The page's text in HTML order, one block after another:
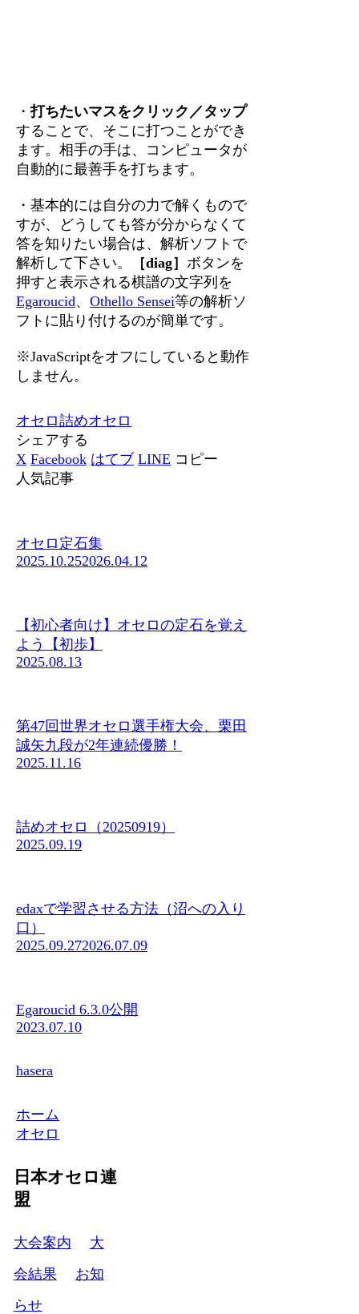
・打ちたいマスをクリック／タップ
することで、そこに打つことができ
ます。相手の手は、コンピュータが
自動的に最善手を打ちます。
・基本的には自分の力で解くもので
すが、どうしても答が分からなくて
答を知りたい場合は、解析ソフトで
解析して下さい。
［diag］ ボタンを
押すと表示される棋譜の文字列を
Egaroucid、Othello Sensei等の解析ソ
フトに貼り付けるのが簡単です。
※JavaScriptをオフにしていると動作
しません。
オセロ詰めオセロ
シェアする
X Facebook はてブ LINE コピー
人気記事
オセロ定石集
2025.10.252026.04.12
【初心者向け】オセロの定石を覚え
よう【初歩】
2025.08.13
第47回世界オセロ選手権大会、栗田
誠矢九段が2年連続優勝！
2025.11.16
詰めオセロ（20250919）
2025.09.19
edaxで学習させる方法（沼への入り
口）
2025.09.272026.07.09
Egaroucid 6.3.0公開
2023.07.10
hasera
ホーム
オセロ
日本オセロ連
盟
大会案内
大
会結果
お知
らせ